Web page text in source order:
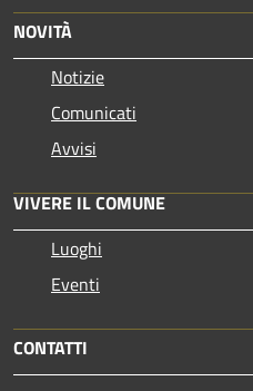
NOVITÀ
Notizie
Comunicati
Avvisi
VIVERE IL COMUNE
Luoghi
Eventi
CONTATTI